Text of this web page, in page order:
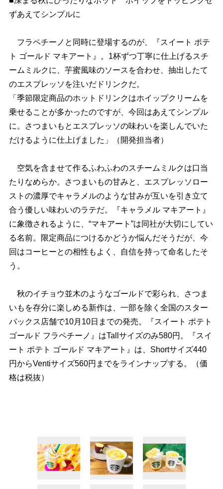
ずあえてシンプルに
フラペチーノと同時に登場するのが、『スイート ポテ
ト ゴールド マキアート』。1杯ずつ丁寧に仕上げるスチ
ームミルクに、芋蜜風味のソースを合わせ、抽出したて
のエスプレッソを注いだドリンクだ。
「季節限定商品のホットドリンクはホイップクリームを
乗せることが多かったのですが、今回はあえてシンプル
に。さつまいもとエスプレッソの味わいを楽しんでいた
だけるように仕上げました」（開発担当者）
空気を含ませて作るふわふわのスチームミルクは口当
たりなめらか。さつまいもの甘みと、エスプレッソロー
ストの濃厚でキャラメルのような甘みが互いを引き立て
合う優しい味わいのラテだ。『キャラメル マキアート』
に象徴されるように、“マキアート”は同社が大切にしてい
る名前。限定商品につけるかどうか悩んだそうだが、今
回はコーヒーとの相性もよく、自信を持って命名したそ
う。
秋のイチョウ並木のようなゴールドで彩られ、さつま
いもを存分に楽しめる新作は、一部を除く全国のスター
バックス店舗で10月10日までの発売。『スイート ポテト
ゴールド フラペチーノ』はTallサイズのみ580円。『スイ
ート ポテト ゴールド マキアート』は、Shortサイズ440
円からVentiサイズ560円までをラインナップする。（価
格は税抜）